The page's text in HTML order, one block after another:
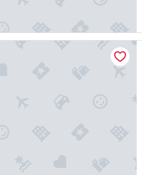
lago Glamping